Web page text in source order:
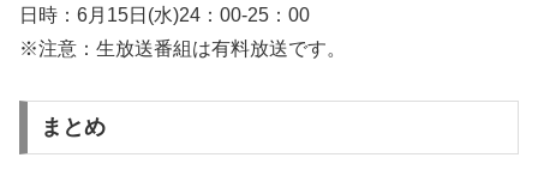
日時：6月15日(水)24：00-25：00
※注意：生放送番組は有料放送です。
まとめ